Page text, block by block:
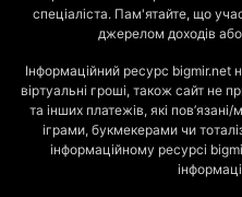
спеціаліста. Пам'ятайте, що
джерелом доходів
Інформаційний ресурс bigmir.net
віртуальні гроші, також сайт не
та інших платежів, які
іграми, букмекерами чи
інформаційному ресурсі